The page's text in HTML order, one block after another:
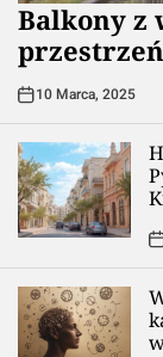
Balkony z
10 Marca, 2025